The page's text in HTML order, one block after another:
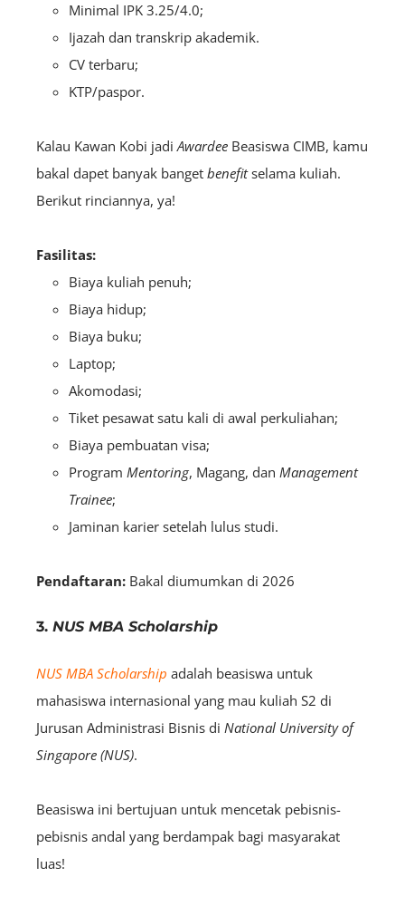
Minimal IPK 3.25/4.0;
Ijazah dan transkrip akademik.
CV terbaru;
KTP/paspor.
Kalau Kawan Kobi jadiAwardee Beasiswa CIMB, kamu
bakal dapet banyak banget benefitselama kuliah.
Berikut rinciannya, ya!
Fasilitas:
Biaya kuliah penuh;
Biaya hidup;
Biaya buku;
Laptop;
Akomodasi;
Tiket pesawat satu kali di awal perkuliahan;
Biaya pembuatan visa;
Program Mentoring, Magang, dan Management
Trainee;
Jaminan karier setelah lulus studi.
Pendaftaran: Bakal diumumkan di 2026
3. NUS MBA Scholarship
NUS MBA Scholarship adalah beasiswa untuk
mahasiswa internasional yang mau kuliah S2 di
Jurusan Administrasi Bisnis di National University of
Singapore (NUS).
Beasiswa ini bertujuan untuk mencetak pebisnis-
pebisnis andal yang berdampak bagi masyarakat
luas!